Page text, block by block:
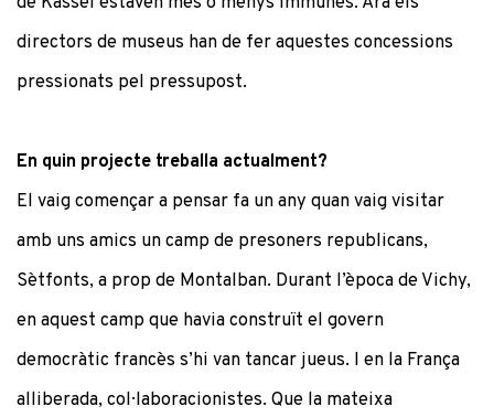
directors de museus han de fer aquestes concessions
pressionats pel pressupost.
En quin projecte treballa actualment?
El vaig començar a pensar fa un any quan vaig visitar
amb uns amics un camp de presoners republicans,
Sètfonts, a prop de Montalban. Durant l’època de Vichy,
en aquest camp que havia construït el govern
democràtic francès s’hi van tancar jueus. I en la França
alliberada, col·laboracionistes. Que la mateixa